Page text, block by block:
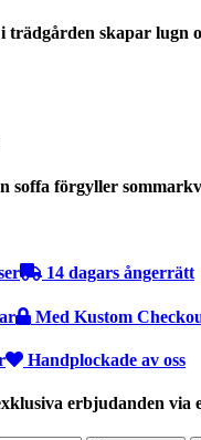
trädgården skapar lugn
soffa förgyller
14 dagars ångerrätt
Med Kustom
Handplockade av oss
erbjudanden via